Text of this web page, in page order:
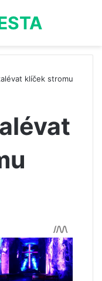
klíček stromu